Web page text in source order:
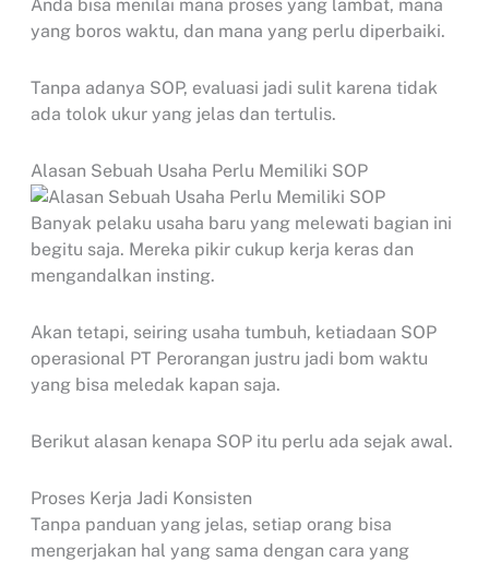
Anda bisa menilai mana proses yang lambat, mana
yang boros waktu, dan mana yang perlu diperbaiki.
Tanpa adanya SOP, evaluasi jadi sulit karena tidak
ada tolok ukur yang jelas dan tertulis.
Alasan Sebuah Usaha Perlu Memiliki SOP
Banyak pelaku usaha baru yang melewati bagian ini
begitu saja. Mereka pikir cukup kerja keras dan
mengandalkan insting.
Akan tetapi, seiring usaha tumbuh, ketiadaan SOP
operasional PT Perorangan justru jadi bom waktu
yang bisa meledak kapan saja.
Berikut alasan kenapa SOP itu perlu ada sejak awal.
Proses Kerja Jadi Konsisten
Tanpa panduan yang jelas, setiap orang bisa
mengerjakan hal yang sama dengan cara yang